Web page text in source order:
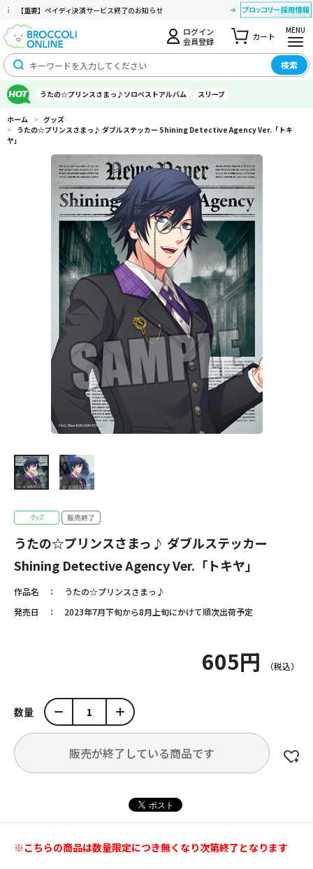
【重要】ペイディ決済サービス終了のお知らせ
ログイン
会員登録
カート
MENU
検索
うたの☆プリンスさまっ♪ソロベストアルバム スリーブ
ホーム > グッズ
> うたの☆プリンスさまっ♪ ダブルステッカー Shining Detective Agency Ver.「トキ
ヤ」
うたの☆プリンスさまっ♪ ダブルステッカー
Shining Detective Agency Ver.「トキヤ」
作品名
うたの☆プリンスさまっ♪
発売日
2023年7月下旬から8月上旬にかけて順次出荷予定
605円
数量
販売が終了している商品です
※こちらの商品は数量限定につき無くなり次第終了となります